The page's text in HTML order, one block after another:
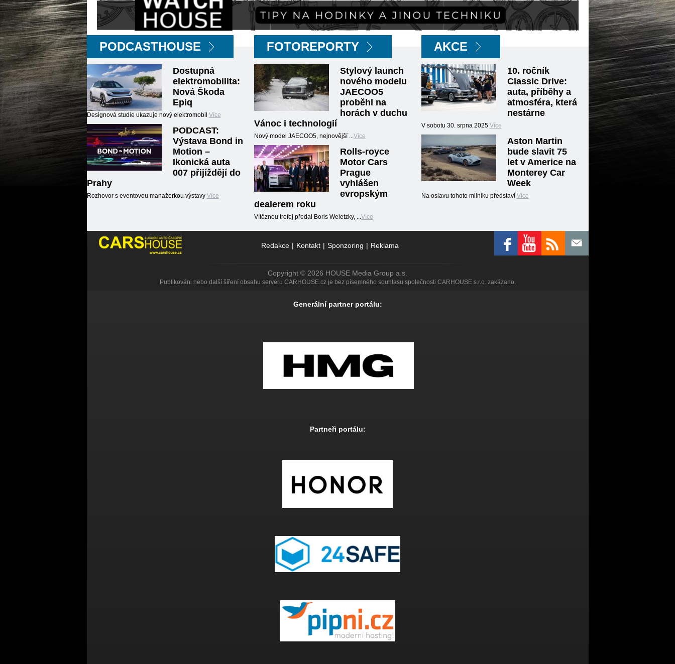
PODCASTHOUSE
Dostupná
elektromobilita:
Nová Škoda
Epiq
Designová studie ukazuje nový elektromobil Více
PODCAST:
Výstava Bond in
Motion –
Ikonická auta
007 přijíždějí do
Prahy
Rozhovor s eventovou manažerkou výstavy Více
FOTOREPORTY
Stylový launch
nového modelu
JAECOO5
proběhl na
horách v duchu
Vánoc i technologií
Nový model JAECOO5, nejnovější ...Více
Rolls-royce
Motor Cars
Prague
vyhlášen
evropským
dealerem roku
Vítěznou trofej předal Boris Weletzky, ...Více
AKCE
10. ročník
Classic Drive:
auta, příběhy a
atmosféra, která
nestárne
V sobotu 30. srpna 2025 Více
Aston Martin
bude slavit 75
let v Americe na
Monterey Car
Week
Na oslavu tohoto milníku představí Více
Redakce | Kontakt | Sponzoring | Reklama
Copyright © 2026 HOUSE Media Group a.s.
Publikováni nebo další šíření obsahu serveru CARHOUSE.cz je bez písemného souhlasu společnosti CARHOUSE s.r.o. zakázano.
Generální partner portálu:
Partneři portálu: